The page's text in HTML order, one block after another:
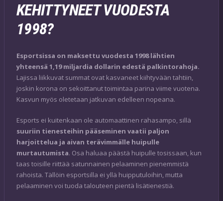
KEHITTYNEET VUODESTA
1998?
Esportsissa on maksettu vuodesta 1998 lähtien
yhteensä 1,19 miljardia dollarin edestä palkintorahoja.
Lajissa liikkuvat summat ovat kasvaneet kiihtyvään tahtiin,
joskin korona on sekoittanut toimintaa parina viime vuotena.
Kasvun myös oletetaan jatkuvan edelleen nopeana.
Esports ei kuitenkaan ole automaattinen rahasampo, sillä
suuriin tienesteihin pääseminen vaatii paljon
harjoittelua ja aivan terävimmälle huipulle
murtautumista. Osa haluaa päästä huipulle tosissaan, kun
taas toisille riittää satunnainen pelaaminen pienemmistä
rahoista. Tällöin esportsilla ei yllä huipputuloihin, mutta
pelaaminen voi tuoda talouteen pientä lisätienestiä.